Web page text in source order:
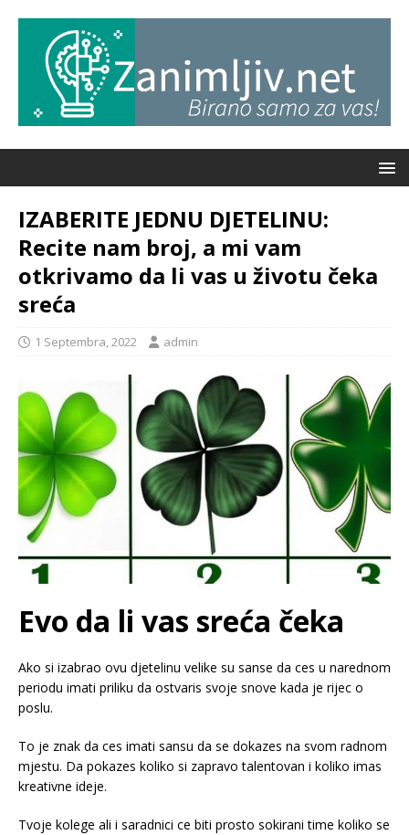
IZABERITE JEDNU DJETELINU:
Recite nam broj, a mi vam
otkrivamo da li vas u životu čeka
sreća
1 Septembra, 2022 admin
Evo da li vas sreća čeka
Ako si izabrao ovu djetelinu velike su sanse da ces u narednom
periodu imati priliku da ostvaris svoje snove kada je rijec o
poslu.
To je znak da ces imati sansu da se dokazes na svom radnom
mjestu. Da pokazes koliko si zapravo talentovan i koliko imas
kreativne ideje.
Tvoje kolege ali i saradnici ce biti prosto sokirani time koliko se